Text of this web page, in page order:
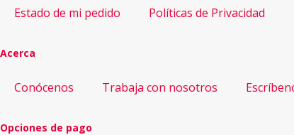
Estado de mi pedido Políticas de Privacidad
Acerca
Conócenos Trabaja con nosotros
Opciones de pago